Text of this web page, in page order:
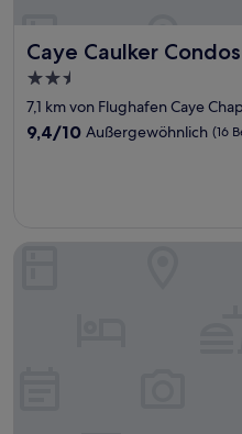
Caye Caulker
Caye Caulker Condos By
2.5-
Sterne-
Unterkunft
7,1 km von Flughafen Caye
9.4
9,4/10 Außergewöhnlich (16